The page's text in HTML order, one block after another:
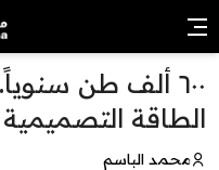
٦٠٠ ألف طن
الطاقة التصميمية
محمد الباسم